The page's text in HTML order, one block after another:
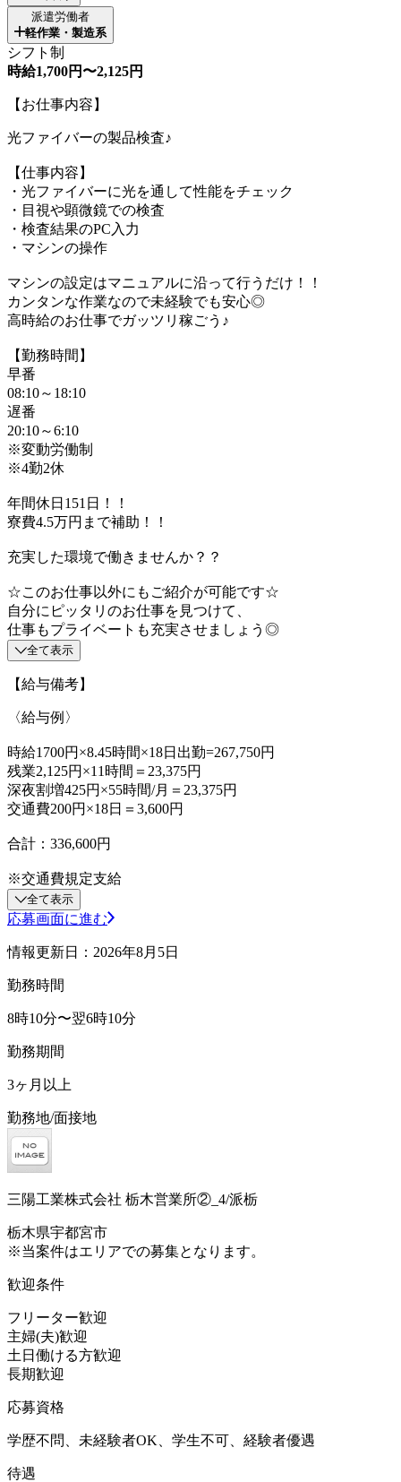
派遣労働者
軽作業・製造系
シフト制
時給1,700円〜2,125円
【お仕事内容】
光ファイバーの製品検査♪
【仕事内容】
・光ファイバーに光を通して性能をチェック
・目視や顕微鏡での検査
・検査結果のPC入力
・マシンの操作
マシンの設定はマニュアルに沿って行うだけ！！
カンタンな作業なので未経験でも安心◎
高時給のお仕事でガッツリ稼ごう♪
【勤務時間】
早番
08:10～18:10
遅番
20:10～6:10
※変動労働制
※4勤2休
年間休日151日！！
寮費4.5万円まで補助！！
充実した環境で働きませんか？？
☆このお仕事以外にもご紹介が可能です☆
自分にピッタリのお仕事を見つけて、
仕事もプライベートも充実させましょう◎
全て表示
【給与備考】
〈給与例〉
時給1700円×8.45時間×18日出勤=267,750円
残業2,125円×11時間＝23,375円
深夜割増425円×55時間/月＝23,375円
交通費200円×18日＝3,600円
合計：336,600円
※交通費規定支給
全て表示
応募画面に進む
情報更新日：2026年8月5日
勤務時間
8時10分〜翌6時10分
勤務期間
3ヶ月以上
勤務地/面接地
三陽工業株式会社 栃木営業所②_4/派栃
栃木県宇都宮市
※当案件はエリアでの募集となります。
歓迎条件
フリーター歓迎
主婦(夫)歓迎
土日働ける方歓迎
長期歓迎
応募資格
学歴不問、未経験者OK、学生不可、経験者優遇
待遇